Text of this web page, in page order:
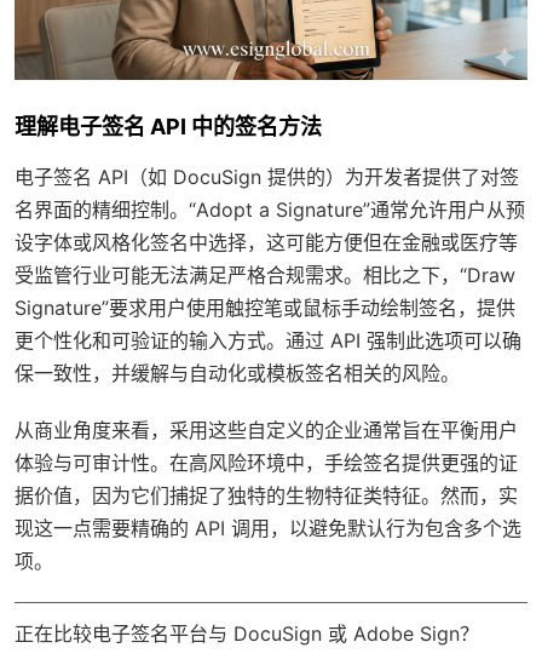
理解电子签名 API 中的签名方法
电子签名 API（如 DocuSign 提供的）为开发者提供了对签
名界面的精细控制。“Adopt a Signature”通常允许用户从预
设字体或风格化签名中选择，这可能方便但在金融或医疗等
受监管行业可能无法满足严格合规需求。相比之下，“Draw
Signature”要求用户使用触控笔或鼠标手动绘制签名，提供
更个性化和可验证的输入方式。通过 API 强制此选项可以确
保一致性，并缓解与自动化或模板签名相关的风险。
从商业角度来看，采用这些自定义的企业通常旨在平衡用户
体验与可审计性。在高风险环境中，手绘签名提供更强的证
据价值，因为它们捕捉了独特的生物特征类特征。然而，实
现这一点需要精确的 API 调用，以避免默认行为包含多个选
项。
正在比较电子签名平台与 DocuSign 或 Adobe Sign？